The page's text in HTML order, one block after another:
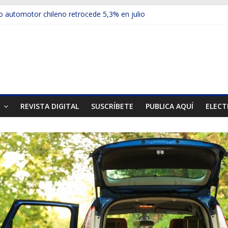
automotor chileno retrocede 5,3% en julio
ups presentó la recién estrenada Bolden en la Expo Compras
mercado internacional en lanzar la nueva Maxus T70
REVISTA DIGITAL SUSCRÍBETE PUBLICA AQUÍ